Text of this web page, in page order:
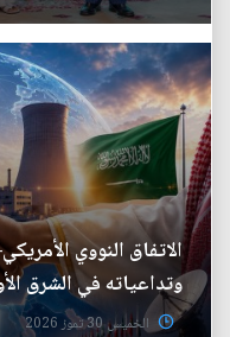
الاتفاق النووي
وتداعياته في الشرق
الخميس 30 تموز 2026